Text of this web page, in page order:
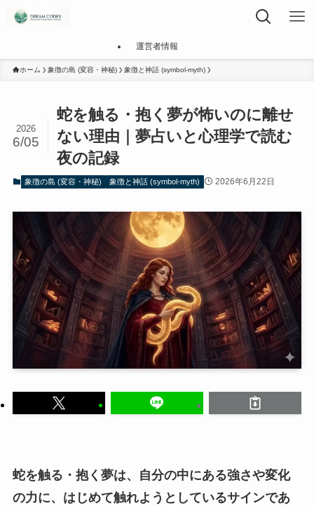
運営者情報
ホーム 象徴の島 (変容・神秘) 象徴と神話 (symbol-myth)
蛇を触る・抱く夢が怖いのに離せ
ない理由｜夢占いと心理学で読む
夜の記録
2026
6/05
象徴の島 (変容・神秘) 象徴と神話 (symbol-myth) 2026年6月22日
蛇を触る・抱く夢は、自分の中にある強さや変化
の力に、はじめて触れようとしているサインであ